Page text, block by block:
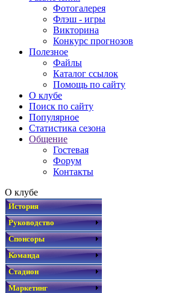
Фотогалерея
Флэш - игры
Викторина
Конкурс прогнозов
Полезное
Файлы
Каталог ссылок
Помощь по сайту
О клубе
Поиск по сайту
Популярное
Статистика сезона
Общение
Гостевая
Форум
Контакты
О клубе
История
Руководство
Спонсоры
Команда
Стадион
Маркетинг